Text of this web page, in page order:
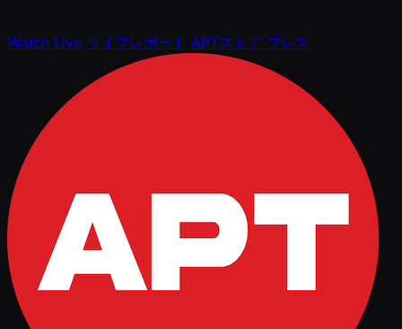
Watch Live ライブレポート APTストア プレス